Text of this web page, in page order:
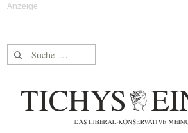
Suche nach: